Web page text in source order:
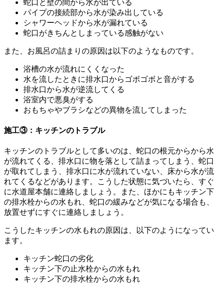
蛇口と壁の間から水が出ている
パイプの接続部から水が染み出している
シャワーヘッドから水が漏れている
蛇口がきちんとしまっている感触がない
また、お風呂の詰まりの原因は以下のようなものです。
浴槽の水が流れにくくなった
水を流したときに排水口からゴボゴボと音がする
排水口から水が逆流してくる
浴室内で悪臭がする
おもちゃやブラシなどの異物を流してしまった
施工③：キッチンのトラブル
キッチンのトラブルとして多いのは、蛇口の根元からから水
が流れてくる、排水口に物を落として詰まってしまう、蛇口
が取れてしまう、排水口に水が流れていない、床から水が流
れてくるなどがあります。こうした状態に気づいたら、すぐ
に水道屋本舗に連絡しましょう。また、ほかにもキッチン下
の排水栓からの水もれ、蛇口の緩みなどが気になる場合も、
放置せずにすぐに連絡しましょう。
こうしたキッチンの水もれの原因は、以下のようになってい
ます。
キッチン蛇口の劣化
キッチン下の止水栓からの水もれ
キッチン下の排水栓からの水もれ